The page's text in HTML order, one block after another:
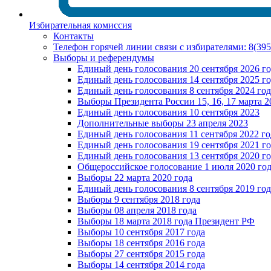
Избирательная комиссия
Контакты
Телефон горячей линии связи с избирателями:
Выборы и референдумы
Единый день голосования 20 сентября 2026
Единый день голосования 14 сентября 2025
Единый день голосования 8 сентября 2024
Выборы Президента России 15, 16, 17 марта
Единый день голосования 10 сентября 2023
Дополнительные выборы 23 апреля 2023
Единый день голосования 11 сентября 2022
Единый день голосования 19 сентября 2021
Единый день голосования 13 сентября 2020
Общероссийское голосование 1 июля 2020
Выборы 22 марта 2020 года
Единый день голосования 8 сентября 2019
Выборы 9 сентября 2018 года
Выборы 08 апреля 2018 года
Выборы 18 марта 2018 года Президент РФ
Выборы 10 сентября 2017 года
Выборы 18 сентября 2016 года
Выборы 27 сентября 2015 года
Выборы 14 сентября 2014 года